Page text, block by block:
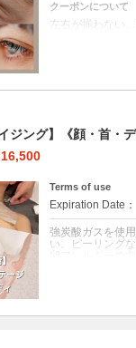
クーポンについて
左右が揃わない
であなただけの
ジング】《顔・首・
16,500
Terms of use
Expiration Date：
強炭酸ガスを使
い。ピーリング
ス